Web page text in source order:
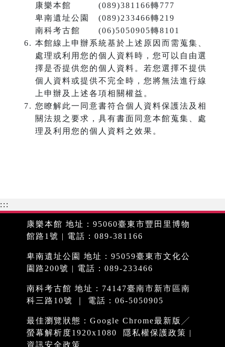
康樂本館 (089)381166轉777
卑南遺址公園 (089)233466轉219
南科考古館 (06)5050905轉8101
本館線上申辦系統基於上述原因而需蒐集、
處理或利用您的個人資料時，您可以自由選
擇是否提供您的個人資料。若您選擇不提供
個人資料或提供不完全時，您將無法進行線
上申辦及上述各項相關權益。
您瞭解此一同意書符合個人資料保護法及相
關法規之要求，具有書面同意本館蒐集、處
理及利用您的個人資料之效果。
:::
康樂本館 地址：95060臺東市豐田里博物
館路1號 | 電話：089-381166
卑南遺址公園 地址：95059臺東市文化公
園路200號 | 電話：089-233466
南科考古館 地址：74147臺南市新市區南
科三路10號 ｜ 電話：06-5050905
最佳瀏覽狀態：Google Chrome最新版╱
螢幕解析度1920x1080
隱私權保護政策 |
資訊安全政策